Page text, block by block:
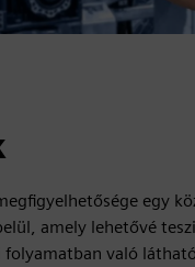
egy
amely lehetővé
folyamatban való